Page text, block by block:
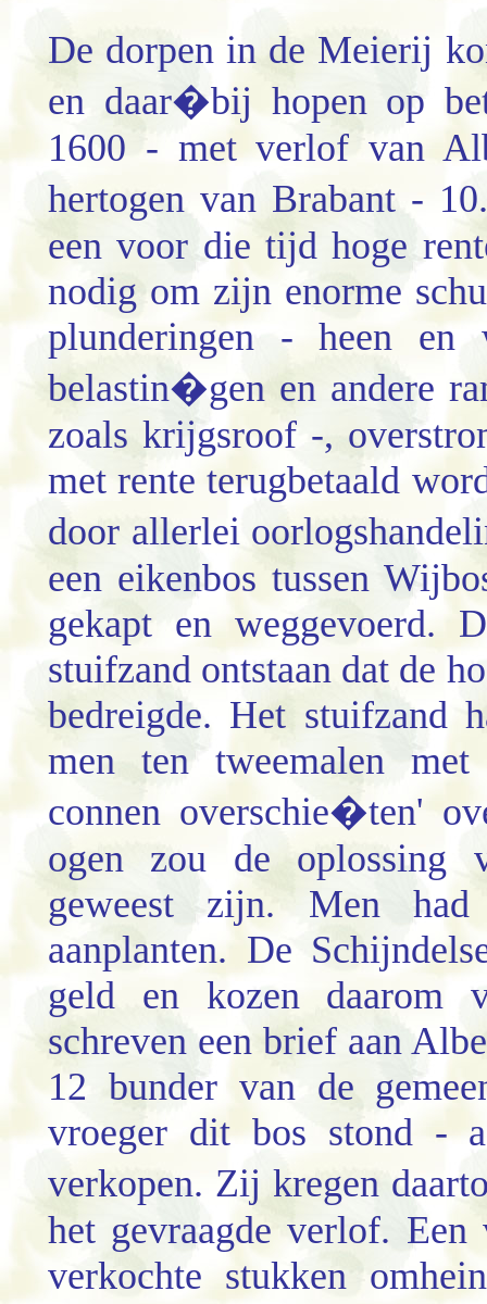
De dorpen in de Meierij
en daar�bij hopen op
1600 - met verlof van
hertogen van Brabant -
een voor die tijd hoge
nodig om zijn enorme
plunderingen - heen en
belastin�gen en andere
zoals krijgsroof -,
met rente terugbetaald
door allerlei
een eikenbos tussen
gekapt en weggevoerd.
stuifzand ontstaan dat de
bedreigde. Het stuifzand
men ten tweemalen met
connen overschie�ten'
ogen zou de oplossing
geweest zijn. Men
aanplanten. De
geld en kozen daarom
schreven een brief aan
12 bunder van de
vroeger dit bos stond -
verkopen. Zij kregen
het gevraagde verlof.
verkochte stukken